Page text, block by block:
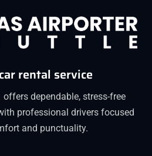
rental service
dependable, stress-free
professional drivers focused
and punctuality.